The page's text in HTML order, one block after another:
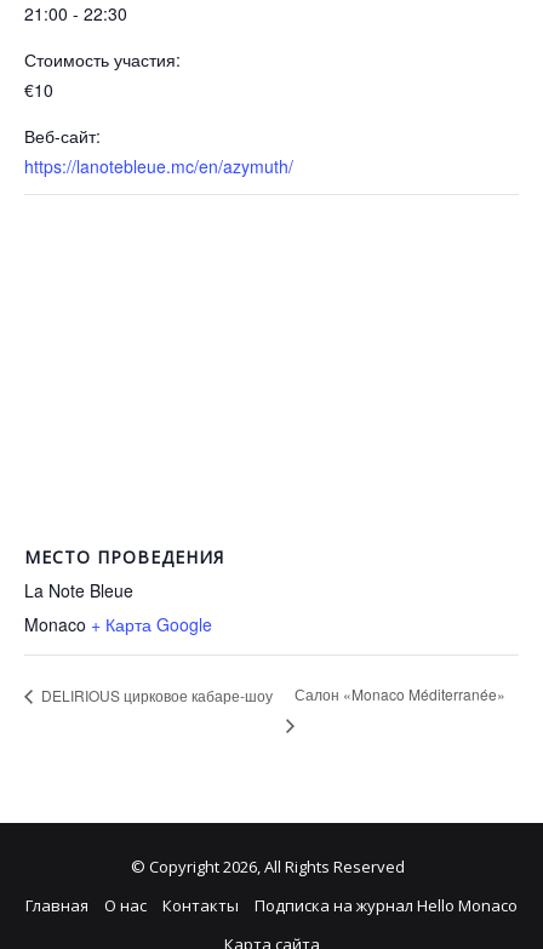
21:00 - 22:30
Стоимость участия:
€10
Веб-сайт:
https://lanotebleue.mc/en/azymuth/
МЕСТО ПРОВЕДЕНИЯ
La Note Bleue
Monaco + Карта Google
DELIRIOUS цирковое кабаре-шоу Салон «Monaco Méditerranée»
© Copyright 2026, All Rights Reserved
Главная
О нас Контакты
Подписка на журнал Hello Monaco
Карта сайта